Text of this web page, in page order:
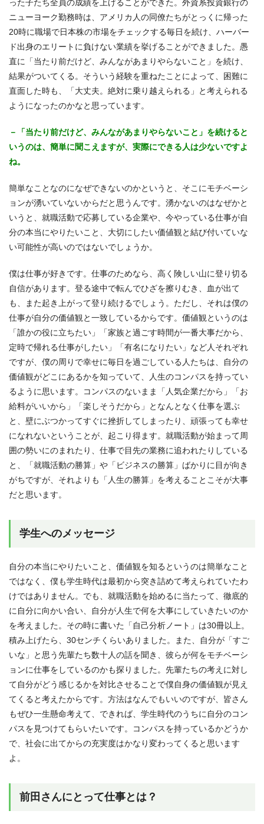
った子たち全員の成績を上げることができた。外資系投資銀行の
ニューヨーク勤務時は、アメリカ人の同僚たちがとっくに帰った
20時に職場で日本株の市場をチェックする毎日を続け、ハーバー
ド出身のエリートに負けない業績を挙げることができました。愚
直に「当たり前だけど、みんながあまりやらないこと」を続け、
結果がついてくる。そういう経験を重ねたことによって、困難に
直面した時も、「大丈夫。絶対に乗り越えられる」と考えられる
ようになったのかなと思っています。
－「当たり前だけど、みんながあまりやらないこと」を続けると
いうのは、簡単に聞こえますが、実際にできる人は少ないですよ
ね。
簡単なことなのになぜできないのかというと、そこにモチベーシ
ョンが湧いていないからだと思うんです。湧かないのはなぜかと
いうと、就職活動で応募している企業や、今やっている仕事が自
分の本当にやりたいこと、大切にしたい価値観と結び付いていな
い可能性が高いのではないでしょうか。
僕は仕事が好きです。仕事のためなら、高く険しい山に登り切る
自信があります。登る途中で転んでひざを擦りむき、血が出て
も、また起き上がって登り続けるでしょう。ただし、それは僕の
仕事が自分の価値観と一致しているからです。価値観というのは
「誰かの役に立ちたい」「家族と過ごす時間が一番大事だから、
定時で帰れる仕事がしたい」「有名になりたい」など人それぞれ
ですが、僕の周りで幸せに毎日を過ごしている人たちは、自分の
価値観がどこにあるかを知っていて、人生のコンパスを持ってい
るように思います。コンパスのないまま「人気企業だから」「お
給料がいいから」「楽しそうだから」となんとなく仕事を選ぶ
と、壁にぶつかってすぐに挫折してしまったり、頑張っても幸せ
になれないということが、起こり得ます。就職活動が始まって周
囲の勢いにのまれたり、仕事で目先の業務に追われたりしている
と、「就職活動の勝算」や「ビジネスの勝算」ばかりに目が向き
がちですが、それよりも「人生の勝算」を考えることこそが大事
だと思います。
学生へのメッセージ
自分の本当にやりたいこと、価値観を知るというのは簡単なこと
ではなく、僕も学生時代は最初から突き詰めて考えられていたわ
けではありません。でも、就職活動を始めるに当たって、徹底的
に自分に向かい合い、自分が人生で何を大事にしていきたいのか
を考えました。その時に書いた「自己分析ノート」は30冊以上。
積み上げたら、30センチくらいありました。また、自分が「すご
いな」と思う先輩たち数十人の話を聞き、彼らが何をモチベーシ
ョンに仕事をしているのかも探りました。先輩たちの考えに対し
て自分がどう感じるかを対比させることで僕自身の価値観が見え
てくると考えたからです。方法はなんでもいいのですが、皆さん
もぜひ一生懸命考えて、できれば、学生時代のうちに自分のコン
パスを見つけてもらいたいです。コンパスを持っているかどうか
で、社会に出てからの充実度はかなり変わってくると思います
よ。
前田さんにとって仕事とは？